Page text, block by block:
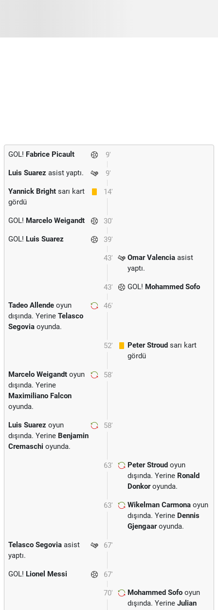
9'
GOL! Fabrice Picault
9'
Luis Suarez asist yaptı.
14'
Yannick Bright sarı kart
gördü
30'
GOL! Marcelo Weigandt
39'
GOL! Luis Suarez
43' Omar Valencia asist
yaptı.
43' GOL! Mohammed Sofo
46'
Tadeo Allende oyun
dışında. Yerine Telasco
Segovia oyunda.
52' Peter Stroud sarı kart
gördü
58'
Marcelo Weigandt oyun
dışında. Yerine
Maximiliano Falcon
oyunda.
58'
Luis Suarez oyun
dışında. Yerine Benjamin
Cremaschi oyunda.
63' Peter Stroud oyun
dışında. Yerine Ronald
Donkoroyunda.
63' Wikelman Carmona oyun
dışında. Yerine Dennis
Gjengaaroyunda.
67'
Telasco Segovia asist
yaptı.
67'
GOL! Lionel Messi
70' Mohammed Sofo oyun
dışında. Yerine Julian